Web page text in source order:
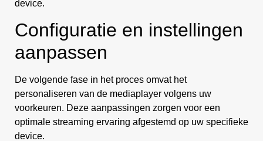
device.
Configuratie en instellingen
aanpassen
De volgende fase in het proces omvat het
personaliseren van de mediaplayer volgens uw
voorkeuren. Deze aanpassingen zorgen voor een
optimale streaming ervaring afgestemd op uw specifieke
device.